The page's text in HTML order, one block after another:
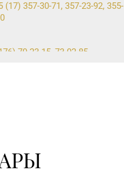
(17) 357-30-71, 357-23-92, 355-
70-23-15, 73-02-85